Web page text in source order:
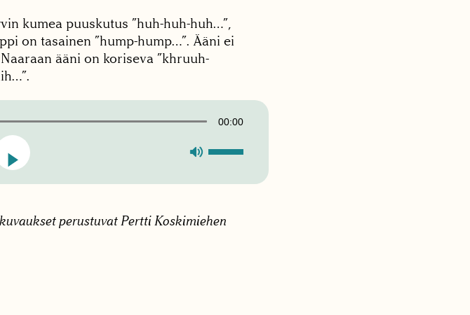
kumea puuskutus ”huh-huh-huh…”,
on tasainen ”hump-hump…”. Ääni ei
ääni on koriseva ”khruuh-
00:00
ylös
alas
äänenvoimakkuutta
suuremmaksi
perustuvat Pertti Koskimiehen